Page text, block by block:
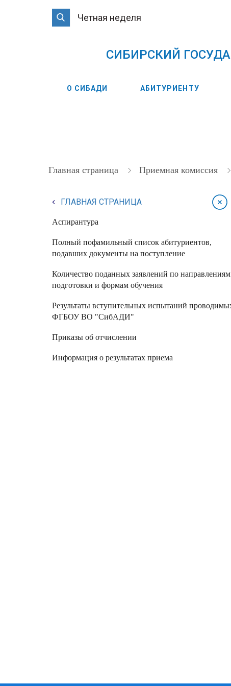
Четная неделя
CИБИРСКИЙ
О СИБАДИ АБИТУРИЕНТУ
Главная страница Приемная комиссия
ГЛАВНАЯ СТРАНИЦА
Аспирантура
Полный пофамильный список абитуриентов,
подавших документы на поступление
Количество поданных заявлений по направлениям
подготовки и формам обучения
Результаты вступительных испытаний
ФГБОУ ВО "СибАДИ"
Приказы об отчислении
Информация о результатах приема